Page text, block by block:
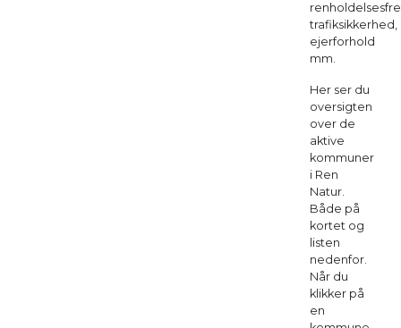
trafiksikkerhed,
ejerforhold
mm.
Her ser du
oversigten
over de
aktive
kommuner
i Ren
Natur.
Både på
kortet og
listen
nedenfor.
Når du
klikker på
en